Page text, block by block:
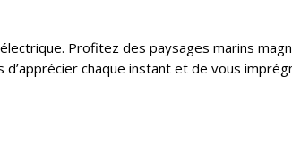
Profitez des paysages marins
chaque instant et de vous